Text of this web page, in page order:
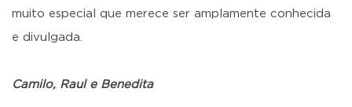
muito especial que merece ser amplamente conhecida
e divulgada.
Camilo, Raul e Benedita